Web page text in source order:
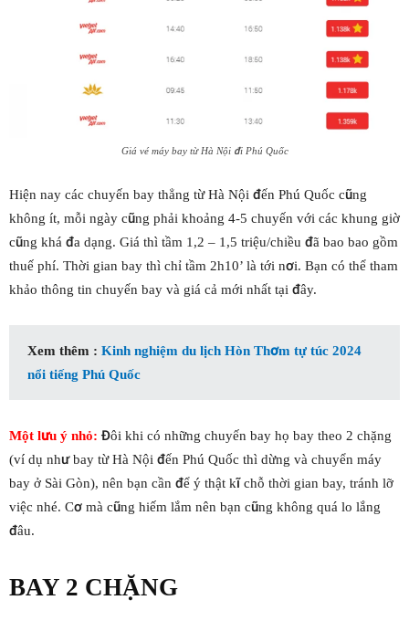
Giá vé máy bay từ Hà Nội đi Phú Quốc
Hiện nay các chuyến bay thẳng từ Hà Nội đến Phú Quốc cũng
không ít, mỗi ngày cũng phải khoảng 4-5 chuyến với các khung giờ
cũng khá đa dạng. Giá thì tầm 1,2 – 1,5 triệu/chiều đã bao bao gồm
thuế phí. Thời gian bay thì chỉ tầm 2h10’ là tới nơi. Bạn có thể tham
khảo thông tin chuyến bay và giá cả mới nhất tại đây.
Xem thêm : Kinh nghiệm du lịch Hòn Thơm tự túc 2024
nổi tiếng Phú Quốc
Một lưu ý nhỏ: Đôi khi có những chuyến bay họ bay theo 2 chặng
(ví dụ như bay từ Hà Nội đến Phú Quốc thì dừng và chuyển máy
bay ở Sài Gòn), nên bạn cần để ý thật kĩ chỗ thời gian bay, tránh lỡ
việc nhé. Cơ mà cũng hiếm lắm nên bạn cũng không quá lo lắng
đâu.
BAY 2 CHẶNG